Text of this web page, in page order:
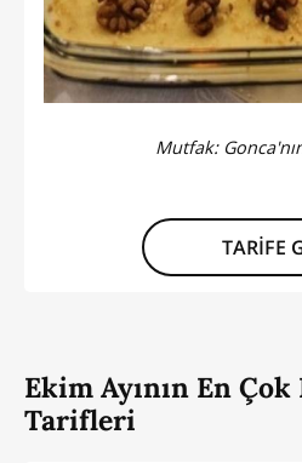
Mutfak:
TARİFE
Ekim Ayının En
Tarifleri